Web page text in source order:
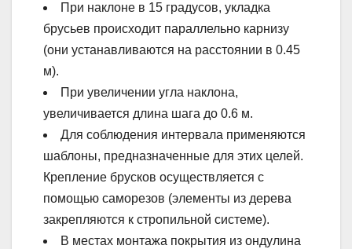
При наклоне в 15 градусов, укладка
брусьев происходит параллельно карнизу
(они устанавливаются на расстоянии в 0.45
м).
При увеличении угла наклона,
увеличивается длина шага до 0.6 м.
Для соблюдения интервала применяются
шаблоны, предназначенные для этих целей.
Крепление брусков осуществляется с
помощью саморезов (элементы из дерева
закрепляются к стропильной системе).
В местах монтажа покрытия из ондулина